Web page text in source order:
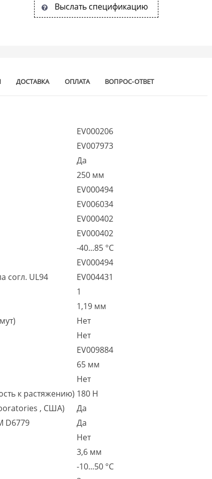
Выслать спецификацию
ДОСТАВКА ОПЛАТА ВОПРОС-ОТВЕТ
EV000206
EV007973
Да
250 мм
EV000494
EV006034
EV000402
EV000402
-40...85 °C
EV000494
согл. UL94
EV004431
1
1,19 мм
Нет
Нет
EV009884
65 мм
Нет
к растяжению) 180 Н
, США)
Да
D6779
Да
Нет
3,6 мм
-10...50 °C